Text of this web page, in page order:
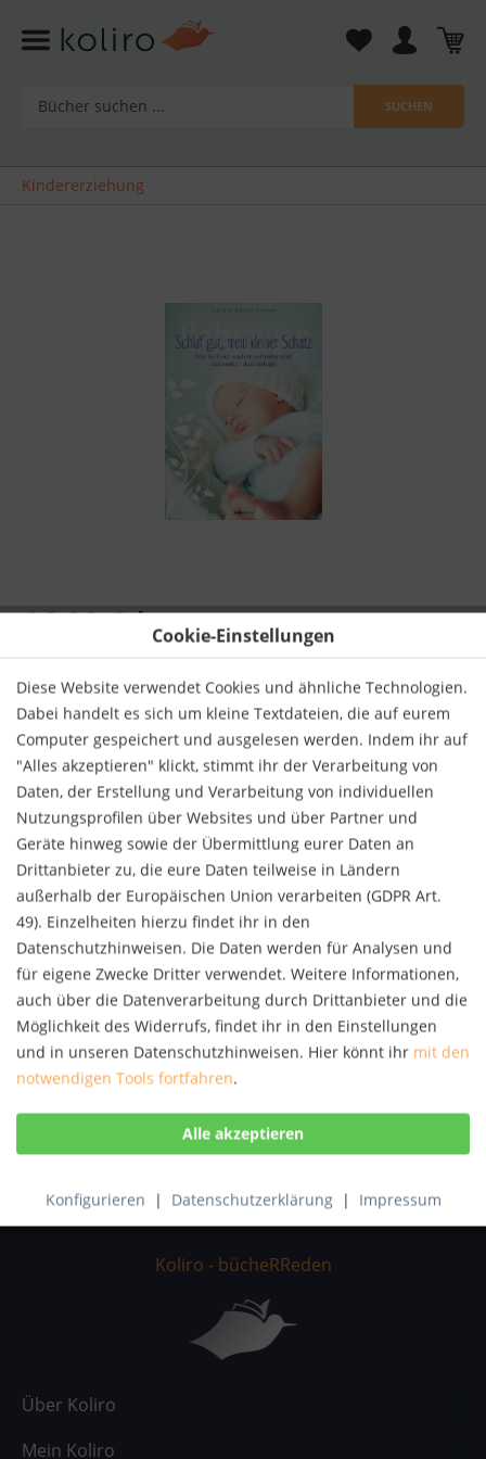
SUCHEN
Kindererziehung
Cookie-Einstellungen
Diese Website verwendet Cookies und ähnliche Technologien.
Dabei handelt es sich um kleine Textdateien, die auf eurem
Computer gespeichert und ausgelesen werden. Indem ihr auf
"Alles akzeptieren" klickt, stimmt ihr der Verarbeitung von
Daten, der Erstellung und Verarbeitung von individuellen
Nutzungsprofilen über Websites und über Partner und
Geräte hinweg sowie der Übermittlung eurer Daten an
Drittanbieter zu, die eure Daten teilweise in Ländern
außerhalb der Europäischen Union verarbeiten (GDPR Art.
49). Einzelheiten hierzu findet ihr in den
Datenschutzhinweisen. Die Daten werden für Analysen und
für eigene Zwecke Dritter verwendet. Weitere Informationen,
auch über die Datenverarbeitung durch Drittanbieter und die
Möglichkeit des Widerrufs, findet ihr in den Einstellungen
und in unseren Datenschutzhinweisen. Hier könnt ihr mit den
notwendigen Tools fortfahren.
Konfigurieren | Datenschutzerklärung | Impressum
16,99 € *
Sofort versandfertig, Lieferzeit ca. 1-3 Werktage
IN DENWARENKORB
Merken Bewerten
Artikel-Nr.:
KNV46400426
ISBN:
9783865919854
Beschreibung
Wie bekomme ich ein zufriedenes Baby, das nachts
durchschläft? Wie schaffe ich es, als Mutter...
Koliro - bücheRReden
Über Koliro
Mein Koliro